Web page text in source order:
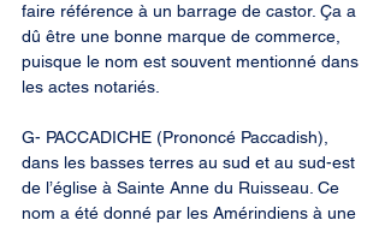
faire référence à un barrage de castor. Ça a
dû être une bonne marque de commerce,
puisque le nom est souvent mentionné dans
les actes notariés.
G- PACCADICHE (Prononcé Paccadish),
dans les basses terres au sud et au sud-est
de l’église à Sainte Anne du Ruisseau. Ce
nom a été donné par les Amérindiens à une